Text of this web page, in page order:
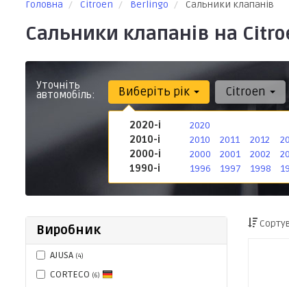
Головна Citroen Berlingo Сальники клапанів
Сальники клапанів на
Уточніть
автомобіль: Виберіть рік
2020-і
2020
2010-і
2010 2011 2012
2000-і
2000 2001 2002
1990-і
1996 1997 1998
Citroen
Виробник
AJUSA (4)
CORTECO (6)